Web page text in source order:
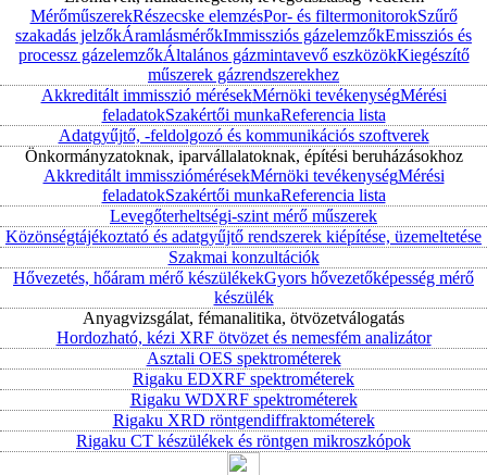
MérőműszerekRészecske elemzésPor- és filtermonitorokSzűrő
szakadás jelzőkÁramlásmérőkImmissziós gázelemzőkEmissziós és
processz gázelemzőkÁltalános gázmintavevő eszközökKiegészítő
műszerek gázrendszerekhez
Akkreditált immisszió mérésekMérnöki tevékenységMérési
feladatokSzakértői munkaReferencia lista
Adatgyűjtő, -feldolgozó és kommunikációs szoftverek
Önkormányzatoknak, iparvállalatoknak, építési beruházásokhoz
Akkreditált immissziómérésekMérnöki tevékenységMérési
feladatokSzakértői munkaReferencia lista
Levegőterheltségi-szint mérő műszerek
Közönségtájékoztató és adatgyűjtő rendszerek kiépítése, üzemeltetése
Szakmai konzultációk
Hővezetés, hőáram mérő készülékekGyors hővezetőképesség mérő
készülék
Anyagvizsgálat, fémanalitika, ötvözetválogatás
Hordozható, kézi XRF ötvözet és nemesfém analizátor
Asztali OES spektrométerek
Rigaku EDXRF spektrométerek
Rigaku WDXRF spektrométerek
Rigaku XRD röntgendiffraktométerek
Rigaku CT készülékek és röntgen mikroszkópok